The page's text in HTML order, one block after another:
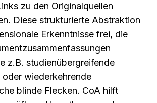
zu den Originalquellen
Diese strukturierte Abstraktion
Erkenntnisse frei, die
z.B. studienübergreifende
oder wiederkehrende
blinde Flecken. CoA hilft